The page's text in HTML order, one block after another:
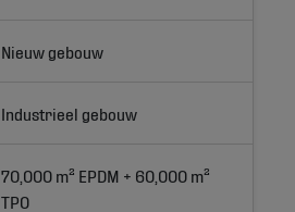
Nieuw gebouw
Industrieel gebouw
70,000 m² EPDM + 60,000 m²
TPO